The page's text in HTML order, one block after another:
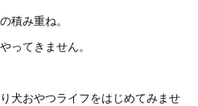
積み重ね。
ってきません。
犬おやつライフをはじめてみませ